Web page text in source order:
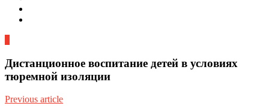
Дистанционное воспитание детей в условиях
тюремной изоляции
Previous article